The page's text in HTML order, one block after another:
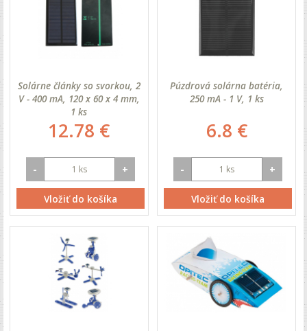
Solárne články so svorkou, 2
V - 400 mA, 120 x 60 x 4 mm,
1 ks
12.78 €
- +
Vložiť do košíka
Púzdrová solárna batéria,
250 mA - 1 V, 1 ks
6.8 €
- +
Vložiť do košíka